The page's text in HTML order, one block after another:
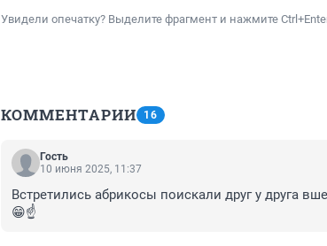
Увидели опечатку? Выделите фрагмент и нажмите
КОММЕНТАРИИ 16
Гость
10 июня 2025, 11:37
Встретились абрикосы поискали друг у друга
😁☝️